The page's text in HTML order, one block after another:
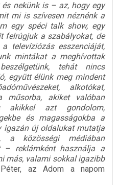
nekünk is – az, hogy egy
mi is szívesen néznénk a
egy spéci talk show, egy
felrúgjuk a szabályokat, de
televíziózás esszenciáját,
mintákat a meghívottak
tehát nincs
együtt élünk meg mindent
alkotókat,
akiket valóban
akikkel azt gondolom,
és magasságokba a
igazán új oldalukat mutatja
a közösségi médiában
reklámként használja a
más, valami sokkal igazibb
az Adom a napom